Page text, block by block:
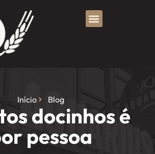
Início Blog
docinhos é
pessoa